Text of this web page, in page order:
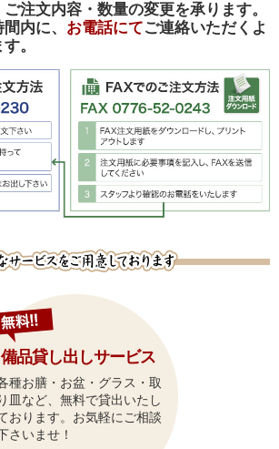
ご注文内容・数量の変更を承ります。
内に、 お電話にてご連絡いただくよ
。
備品貸し出しサービス
種お膳・お盆・グラス・取
り皿など、無料で貸出いたし
おります。お気軽にご相談
さいませ！